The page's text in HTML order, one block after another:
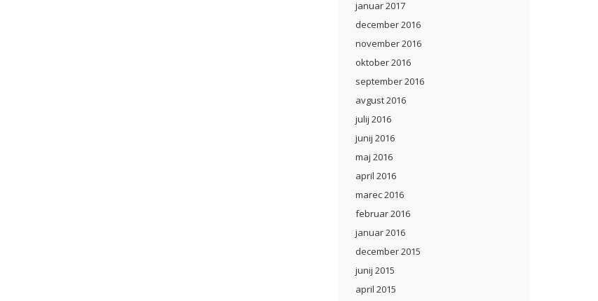
januar 2017
december 2016
november 2016
oktober 2016
september 2016
avgust 2016
julij 2016
junij 2016
maj 2016
april 2016
marec 2016
februar 2016
januar 2016
december 2015
junij 2015
april 2015